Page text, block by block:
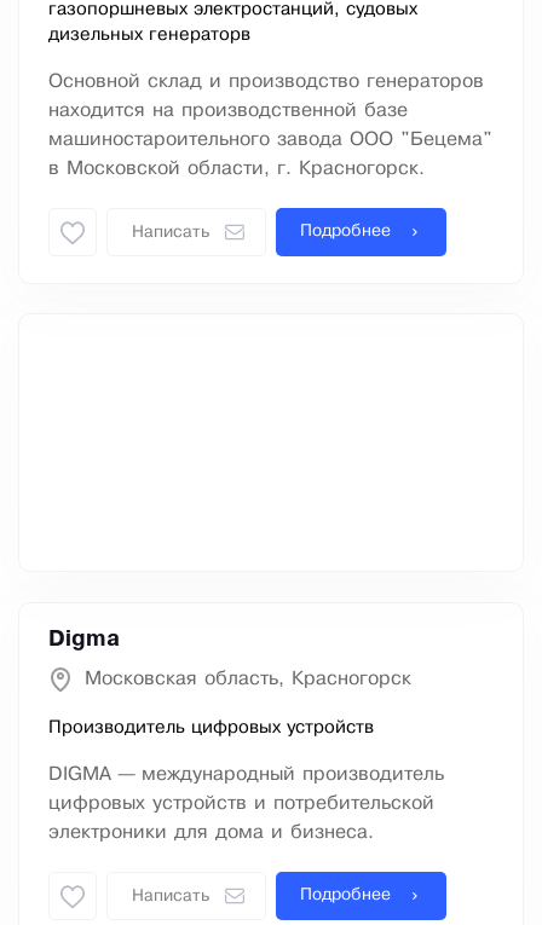
газопоршневых электростанций, судовых
дизельных генераторв
Основной склад и производство генераторов
находится на производственной базе
машиностароительного завода ООО "Бецема"
в Московской области, г. Красногорск.
Написать Подробнее
Digma
Московская область, Красногорск
Производитель цифровых устройств
DIGMA — международный производитель
цифровых устройств и потребительской
электроники для дома и бизнеса.
Написать Подробнее